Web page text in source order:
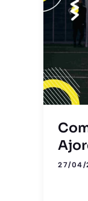
27/04/